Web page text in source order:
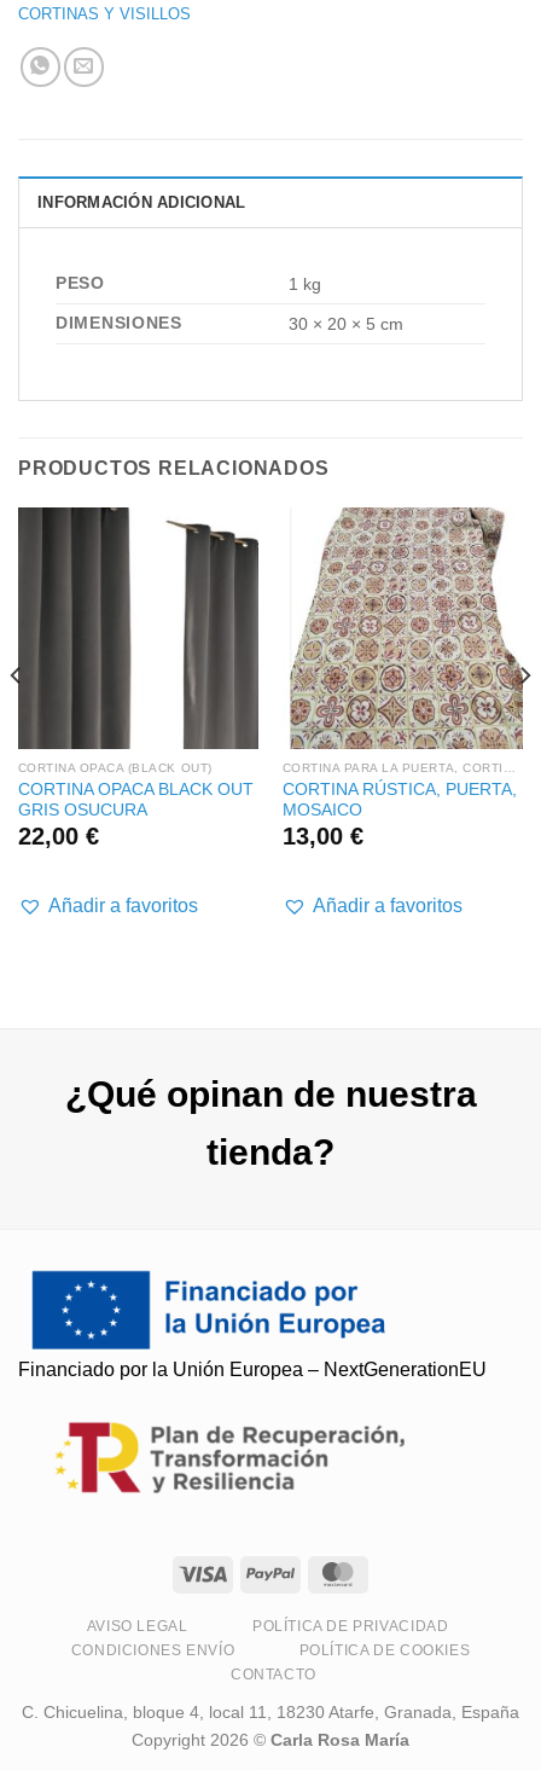
CORTINAS Y VISILLOS
INFORMACIÓN ADICIONAL
PESO
1 kg
DIMENSIONES
30 × 20 × 5 cm
PRODUCTOS RELACIONADOS
CORTINA OPACA (BLACK OUT)
CORTINA OPACA BLACK OUT
GRIS OSUCURA
22,00 €
Añadir a favoritos
CORTINA PARA LA PUERTA, CORTINA RÚSTICA
CORTINA RÚSTICA, PUERTA,
MOSAICO
13,00 €
Añadir a favoritos
¿Qué opinan de nuestra
tienda?
Financiado por la Unión Europea – NextGenerationEU
AVISO LEGAL
POLÍTICA DE PRIVACIDAD
CONDICIONES ENVÍO
POLÍTICA DE COOKIES
CONTACTO
C. Chicuelina, bloque 4, local 11, 18230 Atarfe, Granada, España
Copyright 2026 © Carla Rosa María
Soy Paqui, ¿Te ayudo?
Resuelvo todas tus preguntas